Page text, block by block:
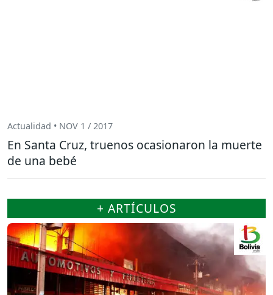
Actualidad • NOV 1 / 2017
En Santa Cruz, truenos ocasionaron la muerte
de una bebé
+ ARTÍCULOS